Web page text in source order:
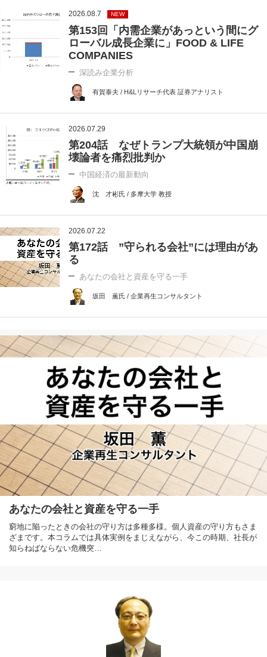
2026.08.7 NEW
第153回「内需企業があっという間にグ
ローバル成長企業に」FOOD & LIFE
COMPANIES
深読み企業分析
有賀泰夫 / H&Lリサーチ代表 証券アナリスト
2026.07.29
第204話 なぜトランプ大統領が中国崩
壊論者を痛烈批判か
中国経済の最新動向
沈 才彬氏 / 多摩大学 教授
2026.07.22
第172話 ”守られる会社”には理由があ
る
あなたの会社と資産を守る一手
坂田 薫氏 / 企業再生コンサルタント
あなたの会社と資産を守る一手
窮地に陥ったときの会社の守り方は多種多様。個人資産の守り方もさま
ざまです。本コラムでは具体実例をまじえながら、今この時期、社長が
知らねばならない危機突…